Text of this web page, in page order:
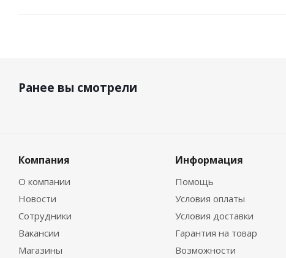
Ранее вы смотрели
Компания
О компании
Новости
Сотрудники
Вакансии
Магазины
Информация
Помощь
Условия оплаты
Условия доставки
Гарантия на товар
Возможности